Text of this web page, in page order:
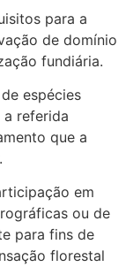
para a
de domínio
fundiária.
espécies
a referida
que a
em
ou de
para fins de
florestal